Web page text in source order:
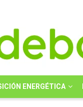
ENERGÉTICA